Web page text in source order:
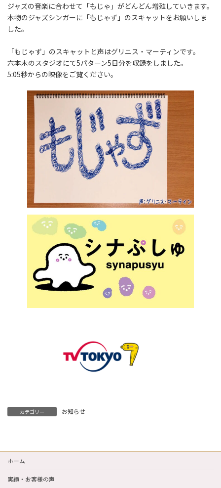
ジャズの音楽に合わせて「もじゃ」がどんどん増殖していきます。
本物のジャズシンガーに「もじゃず」のスキャットをお願いしま
した。
「もじゃず」のスキャットと声はグリニス・マーティンです。
六本木のスタジオにて5パターン5日分を収録をしました。
5:05秒からの映像をご覧ください。
カテゴリー お知らせ
ホーム
実績・お客様の声